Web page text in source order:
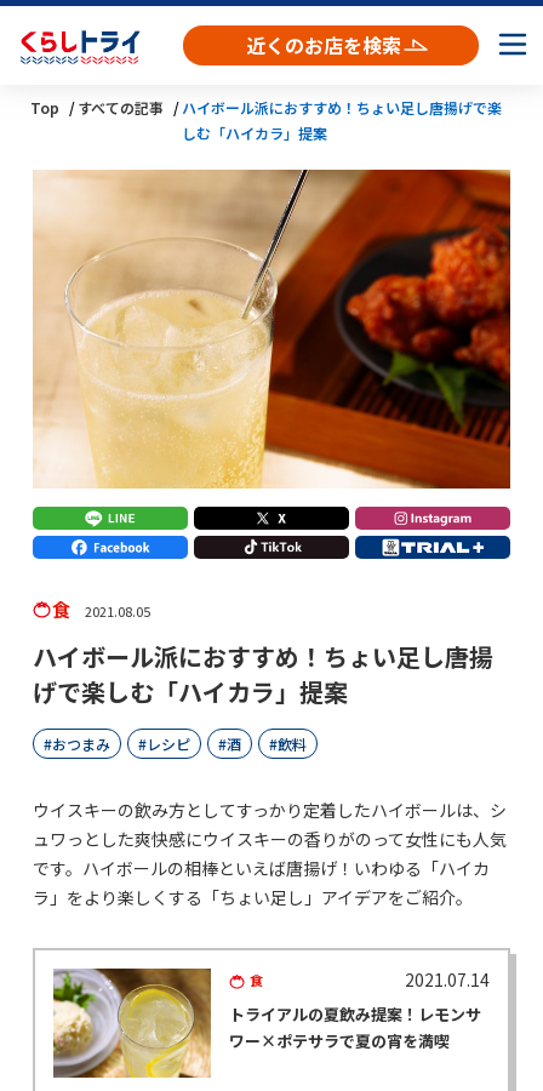
近くのお店を検索
Top すべての記事
ハイボール派におすすめ！ちょい足し唐揚げで楽
しむ「ハイカラ」提案
食 2021.08.05
ハイボール派におすすめ！ちょい足し唐揚
げで楽しむ「ハイカラ」提案
おつまみ レシピ 酒 飲料
ウイスキーの飲み方としてすっかり定着したハイボールは、シ
ュワっとした爽快感にウイスキーの香りがのって女性にも人気
です。ハイボールの相棒といえば唐揚げ！いわゆる「ハイカ
ラ」をより楽しくする「ちょい足し」アイデアをご紹介。
食 2021.07.14
トライアルの夏飲み提案！レモンサ
ワー×ポテサラで夏の宵を満喫